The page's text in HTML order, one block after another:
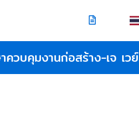
วบคุมงานก่อสร้าง-เจ เวย์